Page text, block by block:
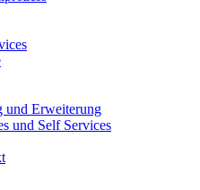
und Erweiterung
und Self Services